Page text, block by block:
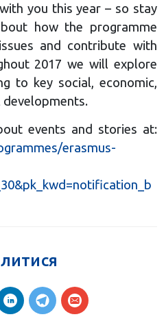
you this year – so stay
how the programme
and contribute with
2017 we will explore
to key social, economic,
events and stories at:
erasmus-